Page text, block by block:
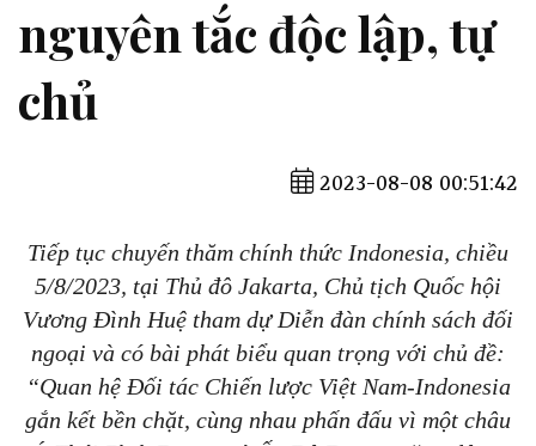
nguyên tắc độc lập, tự
chủ
2023-08-08 00:51:42
Tiếp tục chuyến thăm chính thức Indonesia, chiều
5/8/2023, tại Thủ đô Jakarta, Chủ tịch Quốc hội
Vương Đình Huệ tham dự Diễn đàn chính sách đối
ngoại và có bài phát biểu quan trọng với chủ đề:
“Quan hệ Đối tác Chiến lược Việt Nam-Indonesia
gắn kết bền chặt, cùng nhau phấn đấu vì một châu